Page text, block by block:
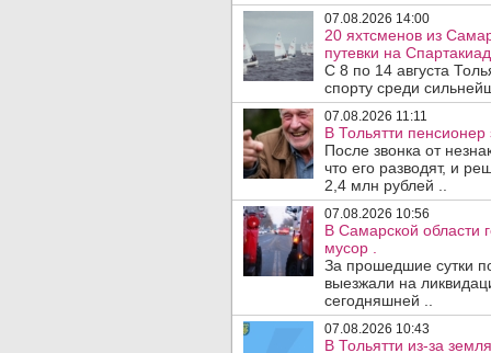
07.08.2026 14:00
20 яхтсменов из
путевки на
С 8 по 14 августа
спорту среди
07.08.2026 11:11
В Тольятти
После звонка от
что его разводят, и
2,4 млн рублей ..
07.08.2026 10:56
В Самарской области
мусор .
За прошедшие сутки
выезжали на
сегодняшней ..
07.08.2026 10:43
В Тольятти из-за